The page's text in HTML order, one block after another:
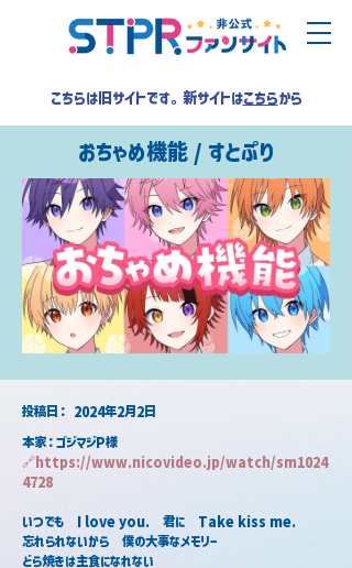
こちらは旧サイトです。新サイトはこちらから
おちゃめ機能 / すとぷり
2024年2月2日
​投稿日：
本家：ゴジマジP様
🔗https://www.nicovideo.jp/watch/sm1024
4728
いつでも　I love you.　君に　Take kiss me.
忘れられないから　僕の大事なメモリー
どら焼きは主食になれない